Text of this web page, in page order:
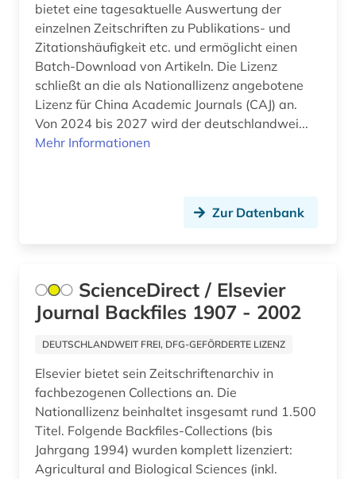
jugendkultur (1)
kanada (1)
karibik (1)
katalog (9)
kultur (1)
kunstgeschichte (1)
landeskunde (3)
lateinamerika (2)
bietet eine tagesaktuelle Auswertung der
einzelnen Zeitschriften zu Publikations- und
Zitationshäufigkeit etc. und ermöglicht einen
Batch-Download von Artikeln. Die Lizenz
schließt an die als Nationallizenz angebotene
Lizenz für China Academic Journals (CAJ) an.
Von 2024 bis 2027 wird der deutschlandwei...
Mehr Informationen
Zur Datenbank
ScienceDirect / Elsevier
Journal Backfiles 1907 - 2002
DEUTSCHLANDWEIT FREI, DFG-GEFÖRDERTE LIZENZ
Elsevier bietet sein Zeitschriftenarchiv in
fachbezogenen Collections an. Die
Nationallizenz beinhaltet insgesamt rund 1.500
Titel. Folgende Backfiles-Collections (bis
Jahrgang 1994) wurden komplett lizenziert:
Agricultural and Biological Sciences (inkl.